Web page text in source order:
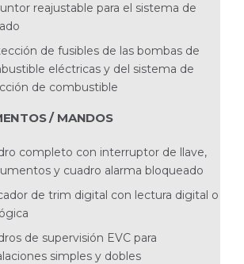
reajustable para el sistema de
de fusibles de las bombas de
eléctricas y del sistema de
de combustible
/ MANDOS
completo con interruptor de llave,
y cuadro alarma bloqueado
de trim digital con lectura digital o
de supervisión EVC para
simples y dobles